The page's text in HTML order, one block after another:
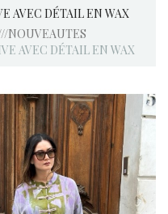
AVEC DÉTAIL EN WAX
NOUVEAUTES
AVEC DÉTAIL EN WAX